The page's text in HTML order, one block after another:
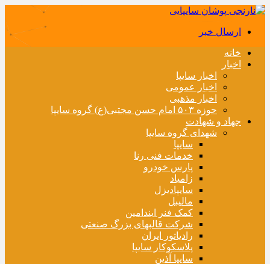
ارسال خبر
خانه
اخبار
اخبار سایپا
اخبار عمومی
اخبار مذهبی
حوزه ۵۰۳ امام حسن مجتبی(ع) گروه سایپا
جهاد و شهادت
شهدای گروه سایپا
سایپا
خدمات فنی رنا
پارس خودرو
زامیاد
سایپادیزل
مالیبل
کمک فنر ایندامین
شرکت قالبهای بزرگ صنعتی
رادیاتور ایران
پلاسکوکار سایپا
سایپا آذین